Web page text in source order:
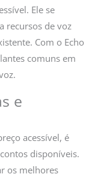
Ele se
recursos de voz
Com o Echo
comuns em
e
acessível, é
disponíveis.
os melhores